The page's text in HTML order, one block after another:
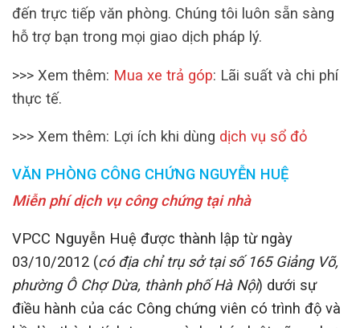
đến trực tiếp văn phòng. Chúng tôi luôn sẵn sàng
hỗ trợ bạn trong mọi giao dịch pháp lý.
>>> Xem thêm: Mua xe trả góp: Lãi suất và chi phí
thực tế.
>>> Xem thêm: Lợi ích khi dùng dịch vụ sổ đỏ
VĂN PHÒNG CÔNG CHỨNG NGUYỄN HUỆ
Miễn phí dịch vụ công chứng tại nhà
VPCC Nguyễn Huệ được thành lập từ ngày
03/10/2012 (có địa chỉ trụ sở tại số 165 Giảng Võ,
phường Ô Chợ Dừa, thành phố Hà Nội) dưới sự
điều hành của các Công chứng viên có trình độ và